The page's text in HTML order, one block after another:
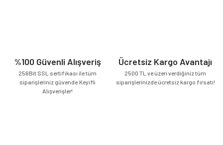
%100 Güvenli Alışveriş
256Bit SSL sertifikası ile tüm
siparişleriniz güvende.Keyifli
Alışverişler!
Ücretsiz Kargo Avantajı
2500 TL ve üzeri verdiğiniz tüm
siparişlerinizde ücretsiz kargo fırsatı!